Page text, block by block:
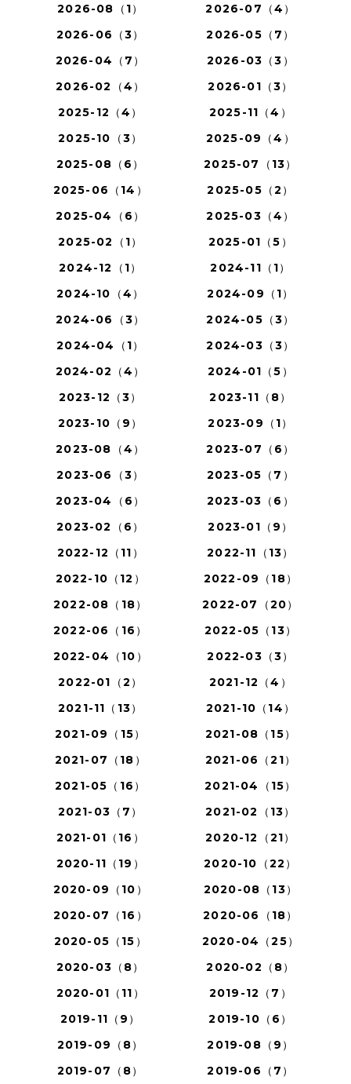
2026-08（1）
2026-07（4）
2026-06（3）
2026-05（7）
2026-04（7）
2026-03（3）
2026-02（4）
2026-01（3）
2025-12（4）
2025-11（4）
2025-10（3）
2025-09（4）
2025-08（6）
2025-07（13）
2025-06（14）
2025-05（2）
2025-04（6）
2025-03（4）
2025-02（1）
2025-01（5）
2024-12（1）
2024-11（1）
2024-10（4）
2024-09（1）
2024-06（3）
2024-05（3）
2024-04（1）
2024-03（3）
2024-02（4）
2024-01（5）
2023-12（3）
2023-11（8）
2023-10（9）
2023-09（1）
2023-08（4）
2023-07（6）
2023-06（3）
2023-05（7）
2023-04（6）
2023-03（6）
2023-02（6）
2023-01（9）
2022-12（11）
2022-11（13）
2022-10（12）
2022-09（18）
2022-08（18）
2022-07（20）
2022-06（16）
2022-05（13）
2022-04（10）
2022-03（3）
2022-01（2）
2021-12（4）
2021-11（13）
2021-10（14）
2021-09（15）
2021-08（15）
2021-07（18）
2021-06（21）
2021-05（16）
2021-04（15）
2021-03（7）
2021-02（13）
2021-01（16）
2020-12（21）
2020-11（19）
2020-10（22）
2020-09（10）
2020-08（13）
2020-07（16）
2020-06（18）
2020-05（15）
2020-04（25）
2020-03（8）
2020-02（8）
2020-01（11）
2019-12（7）
2019-11（9）
2019-10（6）
2019-09（8）
2019-08（9）
2019-07（8）
2019-06（7）